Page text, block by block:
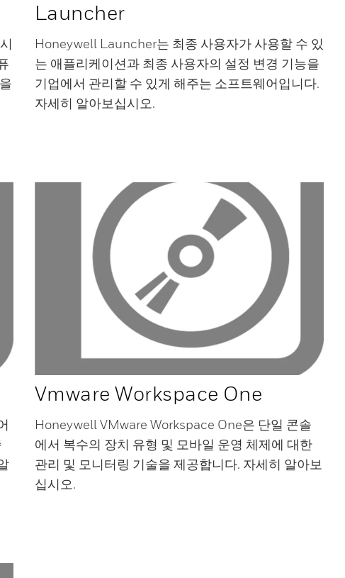
Launcher
Honeywell Launcher는 최종 사용자가 사용할 수 있
는 애플리케이션과 최종 사용자의 설정 변경 기능을
기업에서 관리할 수 있게 해주는 소프트웨어입니다.
자세히 알아보십시오.
Vmware Workspace One
Honeywell VMware Workspace One은 단일 콘솔
에서 복수의 장치 유형 및 모바일 운영 체제에 대한
관리 및 모니터링 기술을 제공합니다. 자세히 알아보
십시오.